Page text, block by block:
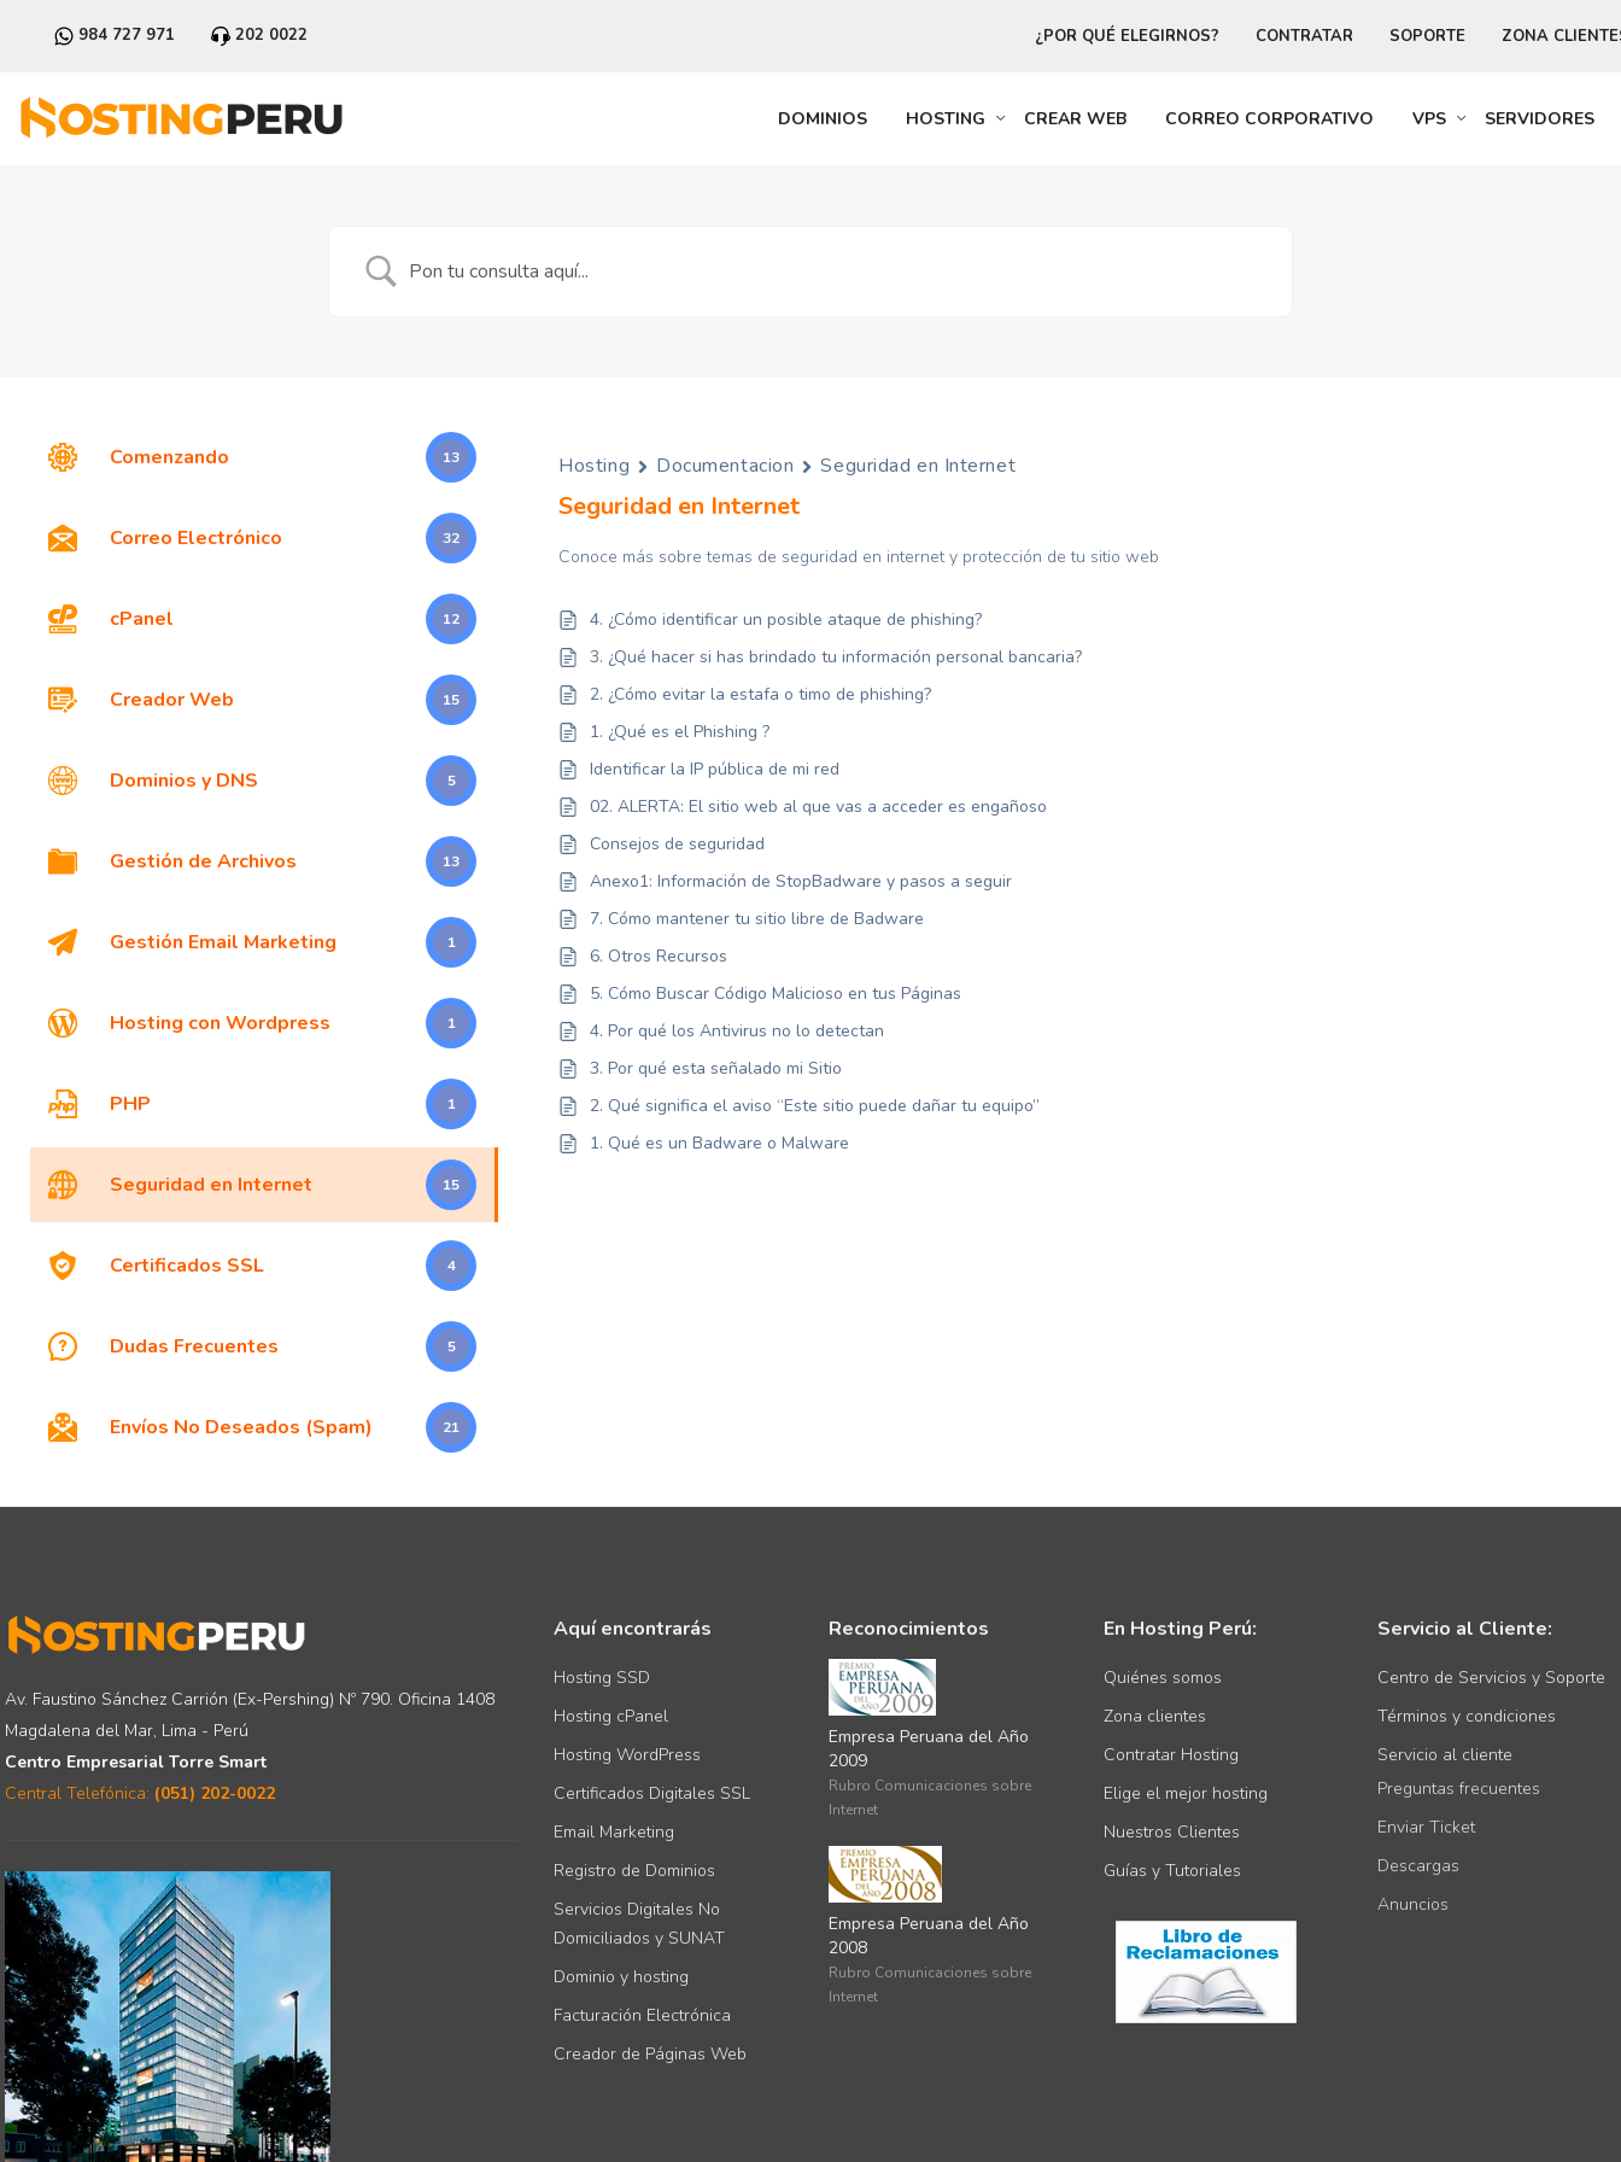
984 727 971 202 0022 ZONA
SOPORTE
CONTRATAR
¿POR QUÉ ELEGIRNOS?
DOMINIOS HOSTING CREAR WEB CORREO CORPORATIVO VPS SERVIDORES
Comenzando 13
Correo Electrónico 32
cPanel 12
Creador Web 15
Dominios y DNS 5
Gestión de Archivos 13
Gestión Email Marketing 1
Hosting con Wordpress 1
PHP 1
Seguridad en Internet 15
Certificados SSL 4
Dudas Frecuentes 5
Envíos No Deseados (Spam) 21
Hosting Documentacion Seguridad en Internet
Seguridad en Internet
Conoce más sobre temas de seguridad en internet y protección de tu sitio web
4. ¿Cómo identificar un posible ataque de phishing?
3. ¿Qué hacer si has brindado tu información personal bancaria?
2. ¿Cómo evitar la estafa o timo de phishing?
1. ¿Qué es el Phishing ?
Identificar la IP pública de mi red
02. ALERTA: El sitio web al que vas a acceder es engañoso
Consejos de seguridad
Anexo1: Información de StopBadware y pasos a seguir
7. Cómo mantener tu sitio libre de Badware
6. Otros Recursos
5. Cómo Buscar Código Malicioso en tus Páginas
4. Por qué los Antivirus no lo detectan
3. Por qué esta señalado mi Sitio
2. Qué significa el aviso “Este sitio puede dañar tu equipo”
1. Qué es un Badware o Malware
Av. Faustino Sánchez Carrión (Ex-Pershing) Nº 790. Oficina 1408
Magdalena del Mar, Lima - Perú
Centro Empresarial Torre Smart
Central Telefónica: (051) 202-0022
Aquí encontrarás
Hosting SSD
Hosting cPanel
Hosting WordPress
Certificados Digitales SSL
Email Marketing
Registro de Dominios
Servicios Digitales No
Domiciliados y SUNAT
Dominio y hosting
Facturación Electrónica
Creador de Páginas Web
Reconocimientos
Empresa Peruana del Año
2009
Rubro Comunicaciones sobre
Internet
Empresa Peruana del Año
2008
Rubro Comunicaciones sobre
Internet
En Hosting Perú:
Quiénes somos
Zona clientes
Contratar Hosting
Elige el mejor hosting
Nuestros Clientes
Guías y Tutoriales
Servicio al Cliente:
Centro de Servicios y Soporte
Términos y condiciones
Servicio al cliente
Preguntas frecuentes
Enviar Ticket
Descargas
Anuncios